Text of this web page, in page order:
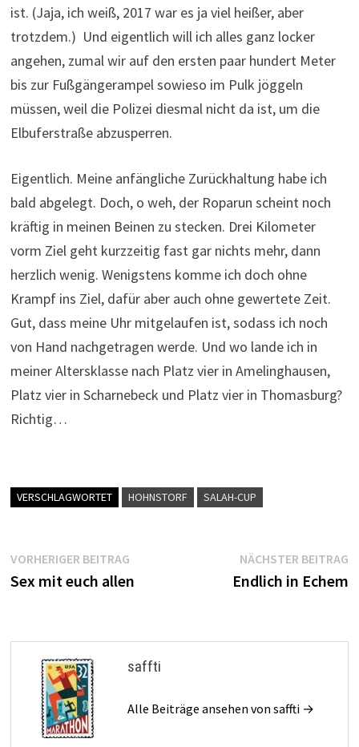
ist. (Jaja, ich weiß, 2017 war es ja viel heißer, aber
trotzdem.) Und eigentlich will ich alles ganz locker
angehen, zumal wir auf den ersten paar hundert Meter
bis zur Fußgängerampel sowieso im Pulk jöggeln
müssen, weil die Polizei diesmal nicht da ist, um die
Elbuferstraße abzusperren.
Eigentlich. Meine anfängliche Zurückhaltung habe ich
bald abgelegt. Doch, o weh, der Roparun scheint noch
kräftig in meinen Beinen zu stecken. Drei Kilometer
vorm Ziel geht kurzzeitig fast gar nichts mehr, dann
herzlich wenig. Wenigstens komme ich doch ohne
Krampf ins Ziel, dafür aber auch ohne gewertete Zeit.
Gut, dass meine Uhr mitgelaufen ist, sodass ich noch
von Hand nachgetragen werde. Und wo lande ich in
meiner Altersklasse nach Platz vier in Amelinghausen,
Platz vier in Scharnebeck und Platz vier in Thomasburg?
Richtig…
VERSCHLAGWORTET HOHNSTORF SALAH-CUP
Beitragsnavigation
VORHERIGER BEITRAGVorheriger
Beitrag:
Sex mit euch allen
NÄCHSTER BEITRAG
Endlich in Echem
saffti
Alle Beiträge ansehen von saffti →